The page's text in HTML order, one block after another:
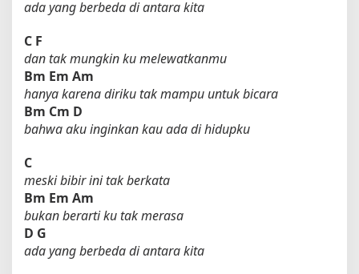
ada yang berbeda di antara kita
C F
dan tak mungkin ku melewatkanmu
Bm Em Am
hanya karena diriku tak mampu untuk bicara
Bm Cm D
bahwa aku inginkan kau ada di hidupku
C
meski bibir ini tak berkata
Bm Em Am
bukan berarti ku tak merasa
D G
ada yang berbeda di antara kita